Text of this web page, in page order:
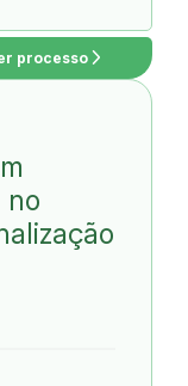
processo arrow_forward_ios
no